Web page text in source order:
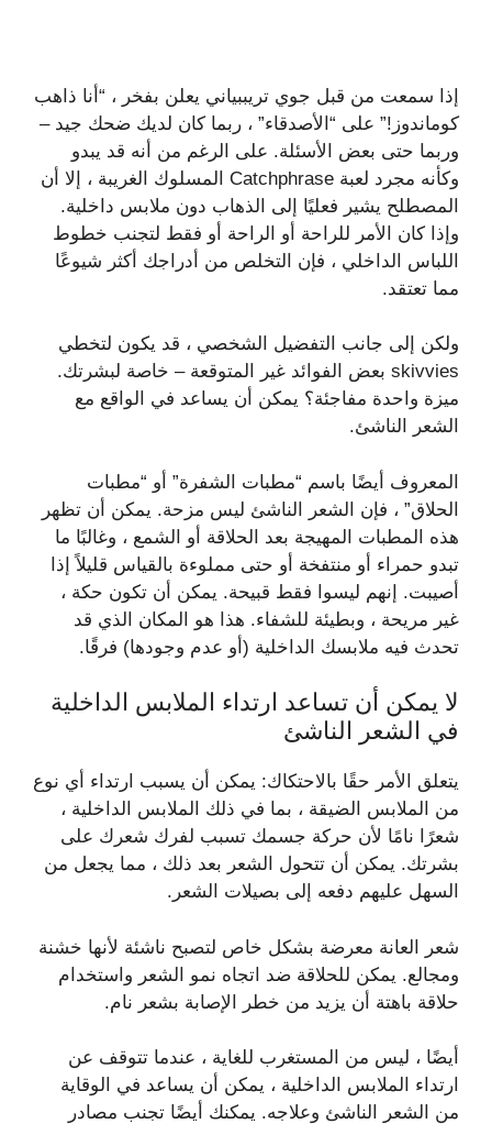
إذا سمعت من قبل جوي تريببياني يعلن بفخر ، “أنا ذاهب
كوماندوز!” على “الأصدقاء” ، ربما كان لديك ضحك جيد –
وربما حتى بعض الأسئلة. على الرغم من أنه قد يبدو
وكأنه مجرد لعبة Catchphrase المسلوك الغريبة ، إلا أن
المصطلح يشير فعليًا إلى الذهاب دون ملابس داخلية.
وإذا كان الأمر للراحة أو الراحة أو فقط لتجنب خطوط
اللباس الداخلي ، فإن التخلص من أدراجك أكثر شيوعًا
مما تعتقد.
ولكن إلى جانب التفضيل الشخصي ، قد يكون لتخطي
skivvies بعض الفوائد غير المتوقعة – خاصة لبشرتك.
ميزة واحدة مفاجئة؟ يمكن أن يساعد في الواقع مع
الشعر الناشئ.
المعروف أيضًا باسم “مطبات الشفرة” أو “مطبات
الحلاق” ، فإن الشعر الناشئ ليس مزحة. يمكن أن تظهر
هذه المطبات المهيجة بعد الحلاقة أو الشمع ، وغالبًا ما
تبدو حمراء أو منتفخة أو حتى مملوءة بالقياس قليلاً إذا
أصيبت. إنهم ليسوا فقط قبيحة. يمكن أن تكون حكة ،
غير مريحة ، وبطيئة للشفاء. هذا هو المكان الذي قد
تحدث فيه ملابسك الداخلية (أو عدم وجودها) فرقًا.
لا يمكن أن تساعد ارتداء الملابس الداخلية
في الشعر الناشئ
يتعلق الأمر حقًا بالاحتكاك: يمكن أن يسبب ارتداء أي نوع
من الملابس الضيقة ، بما في ذلك الملابس الداخلية ،
شعرًا نامًا لأن حركة جسمك تسبب لفرك شعرك على
بشرتك. يمكن أن تتحول الشعر بعد ذلك ، مما يجعل من
السهل عليهم دفعه إلى بصيلات الشعر.
شعر العانة معرضة بشكل خاص لتصبح ناشئة لأنها خشنة
ومجالع. يمكن للحلاقة ضد اتجاه نمو الشعر واستخدام
حلاقة باهتة أن يزيد من خطر الإصابة بشعر نام.
أيضًا ، ليس من المستغرب للغاية ، عندما تتوقف عن
ارتداء الملابس الداخلية ، يمكن أن يساعد في الوقاية
من الشعر الناشئ وعلاجه. يمكنك أيضًا تجنب مصادر